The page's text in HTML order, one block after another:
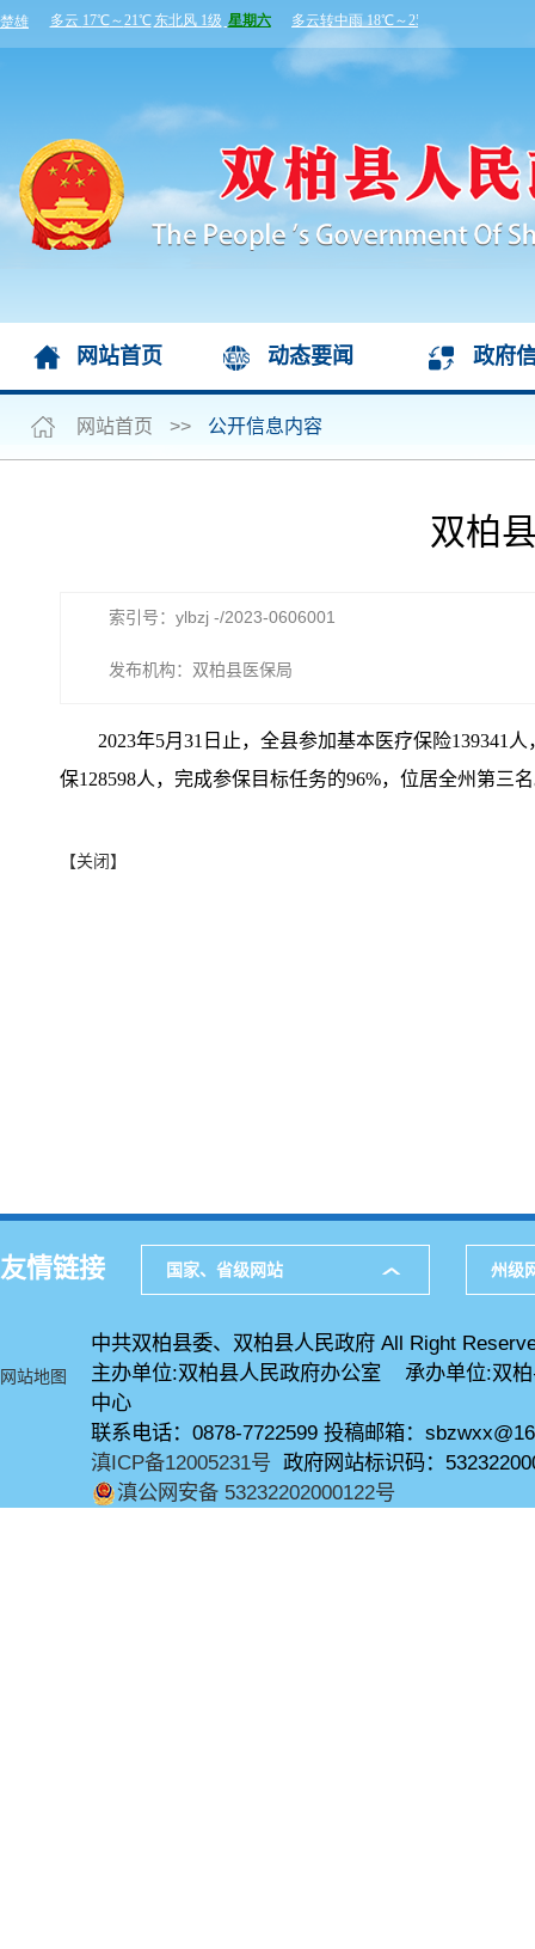
网站首页 动态要闻 政府
网站首页 >> 公开信息内容
双柏
索引号：ylbzj -/2023-0606001
发布机构：双柏县医保局
2023年5月31日止，全县参加基本医疗保险139341
保128598人，完成参保目标任务的96%，位居全州第三
【关闭】
友情链接 国家、省级网站 州级
网站地图
中共双柏县委、双柏县人民政府 All Right
主办单位:双柏县人民政府办公室 承办单位:双
中心
联系电话：0878-7722599 投稿邮箱：
滇ICP备12005231号 政府网站标识码：
滇公网安备 53232202000122号